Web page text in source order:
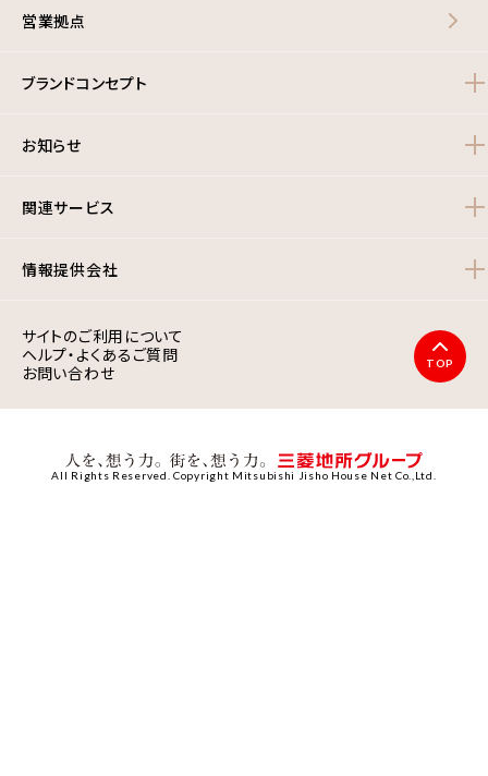
営業拠点
ブランドコンセプト
お知らせ
関連サービス
情報提供会社
サイトのご利用について
ヘルプ・よくあるご質問
お問い合わせ
TOP
All Rights Reserved. Copyright Mitsubishi Jisho House Net Co.,Ltd.